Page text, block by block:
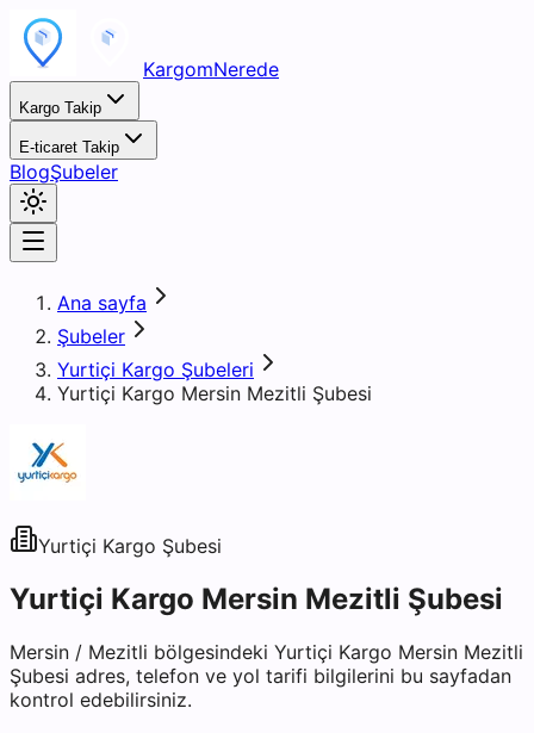
KargomNerede
Kargo Takip
E-ticaret Takip
BlogŞubeler
Ana sayfa
Şubeler
Yurtiçi Kargo Şubeleri
Yurtiçi Kargo Mersin Mezitli Şubesi
Yurtiçi Kargo Şubesi
Yurtiçi Kargo Mersin Mezitli Şubesi
Mersin / Mezitli bölgesindeki Yurtiçi Kargo Mersin Mezitli
Şubesi adres, telefon ve yol tarifi bilgilerini bu sayfadan
kontrol edebilirsiniz.